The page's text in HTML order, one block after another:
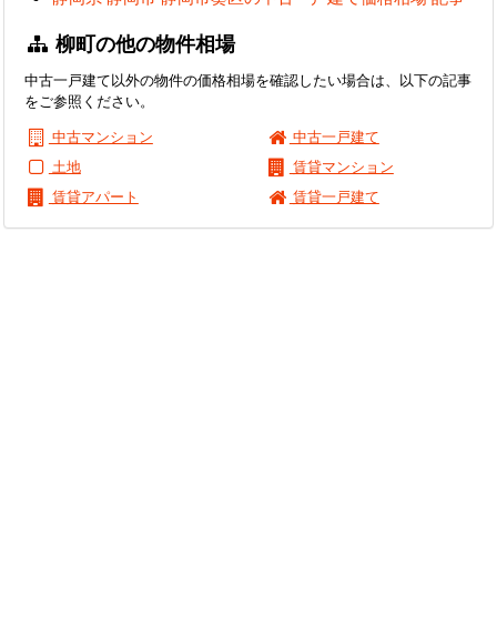
柳町の他の物件相場
中古一戸建て以外の物件の価格相場を確認したい場合は、以下の記事
をご参照ください。
中古マンション
中古一戸建て
土地
賃貸マンション
賃貸アパート
賃貸一戸建て